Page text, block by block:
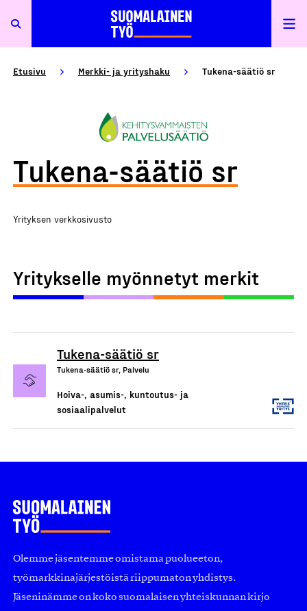
Etusivu Merkki- ja yrityshaku Tukena-säätiö sr
Tukena-säätiö sr
Yrityksen verkkosivusto
Yritykselle myönnetyt merkit
Tukena-säätiö sr
Tukena-säätiö sr, Palvelu
Hoiva-, asumis-, kuntoutus- ja
sosiaalipalvelut
Olemme jäsentemme omistama puolueeton,
työmarkkinajärjestöistä riippumaton yhdistys.
Jäseninämme on koko suomalaisen yhteiskunnan kirjo